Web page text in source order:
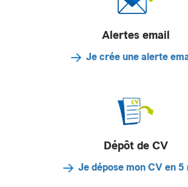
Alertes email
Je crée une alerte
Dépôt de CV
Je dépose mon CV en 5